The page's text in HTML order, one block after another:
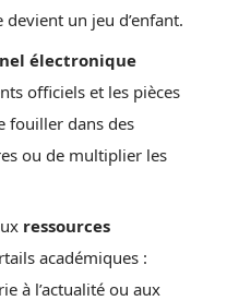
un jeu d’enfant.
électronique
officiels et les pièces
fouiller dans des
ou de multiplier les
ressources
académiques :
à l’actualité ou aux